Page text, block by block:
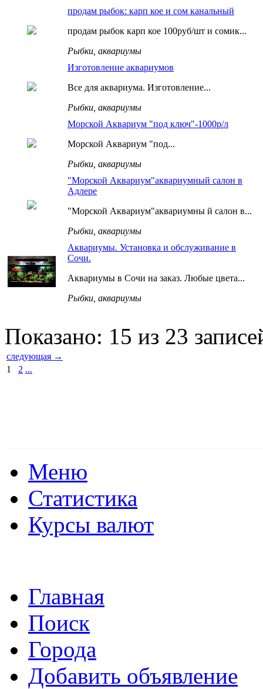
продам рыбок: карп кое и сом канальный
продам рыбок карп кое 100руб/шт и сомик...
Рыбки, аквариумы
Изготовление аквариумов
Все для аквариума. Изготовление...
Рыбки, аквариумы
Морской Аквариум "под ключ"-1000р/л
Морской Аквариум "под...
Рыбки, аквариумы
"Морской Аквариум"аквариумный салон в
Адлере
"Морской Аквариум"аквариумны й салон в...
Рыбки, аквариумы
Аквариумы. Установка и обслуживание в
Сочи.
Аквариумы в Сочи на заказ. Любые цвета...
Рыбки, аквариумы
Показано: 15 из 23
следующая →
1
2 ...
Меню
Статистика
Курсы валют
Главная
Поиск
Города
Добавить объявление